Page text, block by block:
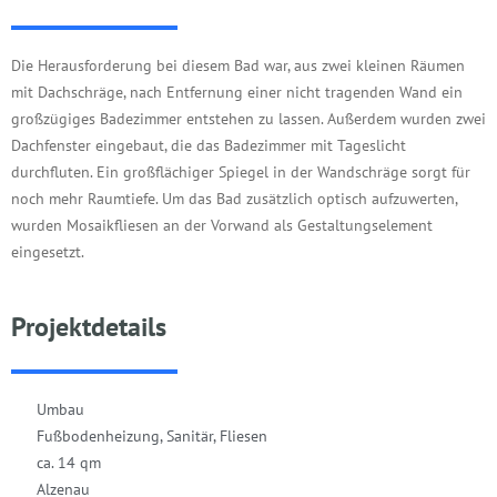
Die Herausforderung bei diesem Bad war, aus zwei kleinen Räumen
mit Dachschräge, nach Entfernung einer nicht tragenden Wand ein
großzügiges Badezimmer entstehen zu lassen. Außerdem wurden zwei
Dachfenster eingebaut, die das Badezimmer mit Tageslicht
durchfluten. Ein großflächiger Spiegel in der Wandschräge sorgt für
noch mehr Raumtiefe. Um das Bad zusätzlich optisch aufzuwerten,
wurden Mosaikfliesen an der Vorwand als Gestaltungselement
eingesetzt.
Projektdetails
Umbau
Fußbodenheizung, Sanitär, Fliesen
ca. 14 qm
Alzenau